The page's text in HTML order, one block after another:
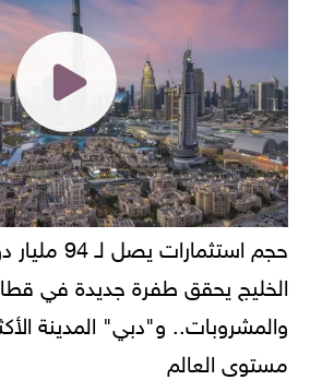
الخليج يحقق طفرة جديدة في
والمشروبات.. و"دبي" المدينة
مستوى العالم